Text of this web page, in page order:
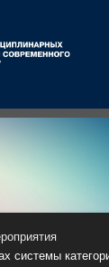
системы